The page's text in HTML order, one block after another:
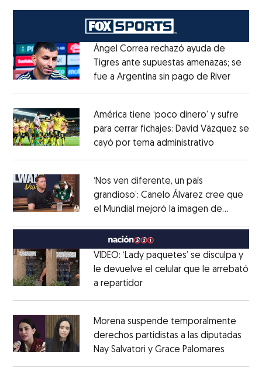
Ángel Correa rechazó ayuda de
Tigres ante supuestas amenazas; se
fue a Argentina sin pago de RiverOpens
América tiene ‘poco dinero’ y sufre
para cerrar fichajes: David Vázquez se
cayó por tema administrativo
‘Nos ven diferente, un país
grandioso’: Canelo Álvarez cree que
el Mundial mejoró la imagen de
MéxicoOpens in new window
VIDEO: ‘Lady paquetes’ se disculpa y
le devuelve el celular que le arrebató
a repartidorOpens in new window
Morena suspende temporalmente
derechos partidistas a las diputadas
Nay Salvatori y Grace Palomares